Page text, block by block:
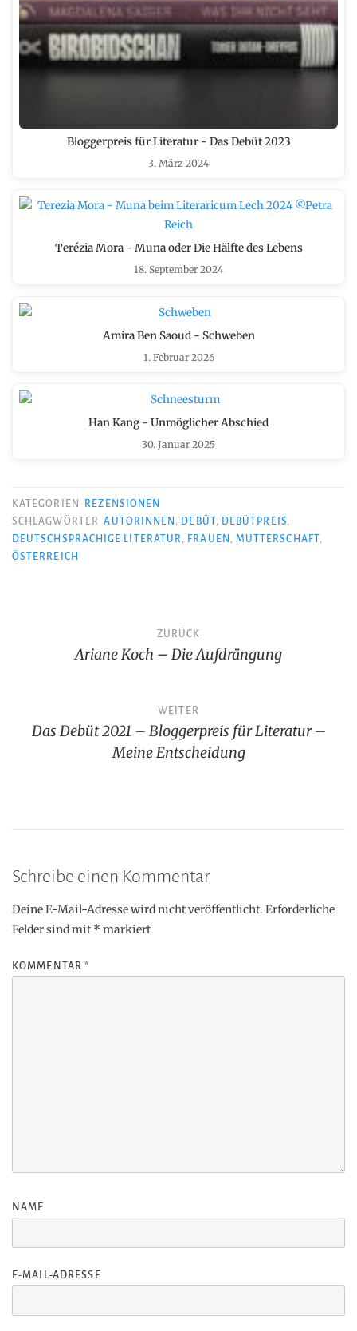
Bloggerpreis für Literatur - Das Debüt 2023
3. März 2024
Terézia Mora - Muna oder Die Hälfte des Lebens
18. September 2024
Amira Ben Saoud - Schweben
1. Februar 2026
Han Kang - Unmöglicher Abschied
30. Januar 2025
KATEGORIEN
REZENSIONEN
SCHLAGWÖRTER
AUTORINNEN , DEBÜT , DEBÜTPREIS,
DEUTSCHSPRACHIGE LITERATUR, FRAUEN , MUTTERSCHAFT ,
ÖSTERREICH
Beitragsnavigation
ZURÜCK
Ariane Koch – Die Aufdrängung
WEITER
Das Debüt 2021 – Bloggerpreis für Literatur –
Meine Entscheidung
Schreibe einen Kommentar
Deine E-Mail-Adresse wird nicht veröffentlicht. Erforderliche
Felder sind mit * markiert
KOMMENTAR*
NAME
E-MAIL-ADRESSE